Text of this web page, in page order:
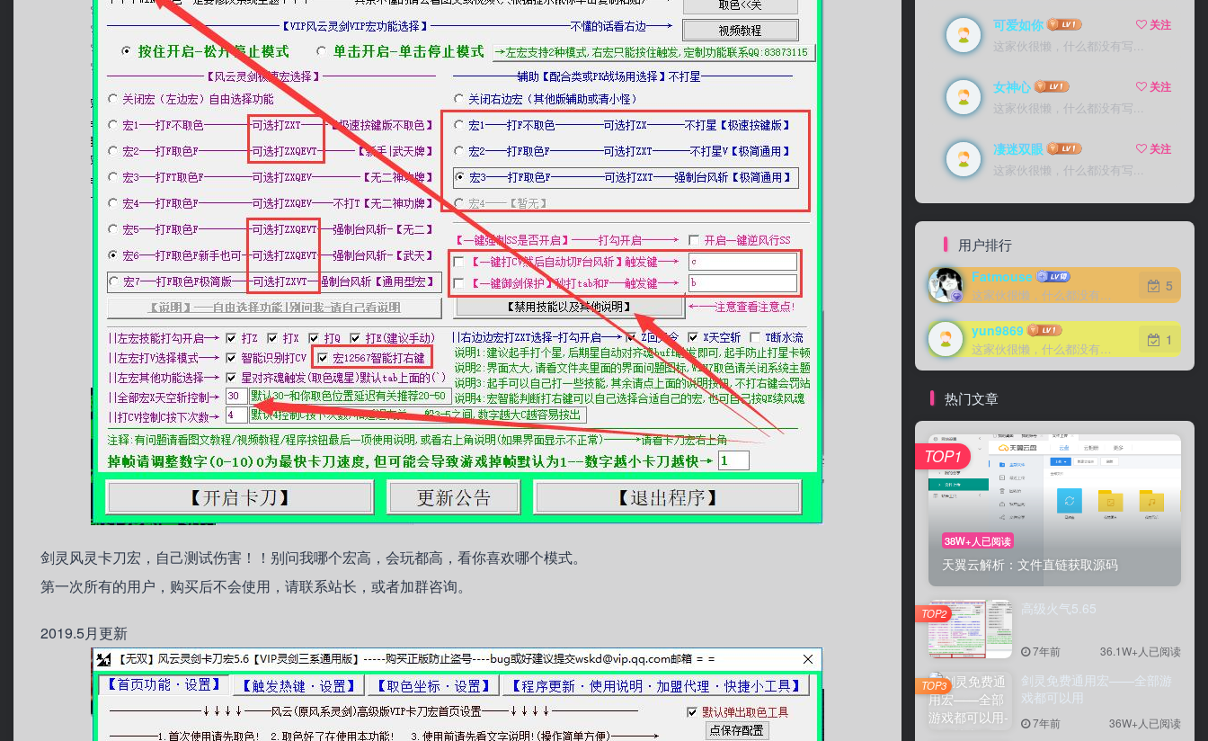
剑灵风灵卡刀宏，自己测试伤害！！别问我哪个宏高，会玩都高，看你喜欢哪个模式。
第一次所有的用户，购买后不会使用，请联系站长，或者加群咨询。
2019.5月更新
可爱如你
关注
这家伙很懒，什么都没有写...
女神心
关注
这家伙很懒，什么都没有写...
凄迷双眼
关注
这家伙很懒，什么都没有写...
用户排行
Fatmouse
这家伙很懒，什么都没有写...
5
yun9869
这家伙很懒，什么都没有写...
1
热门文章
38W+人已阅读
天翼云解析：文件直链获取源码
TOP1
高级火气5.65
7年前 36.1W+人已阅读
TOP2
剑灵免费通用宏——全部游
戏都可以用
7年前 36W+人已阅读
TOP3
可爱如你
关注
这家伙很懒，什么都没有写...
女神心
关注
这家伙很懒，什么都没有写...
凄迷双眼
关注
这家伙很懒，什么都没有写...
Fatmouse
这家伙很懒，什么都没有写...
5
yun9869
这家伙很懒，什么都没有写...
1
38W+人已阅读
天翼云解析：文件直链获取源码
TOP1
高级火气5.65
7年前 36.1W+人已阅读
TOP2
剑灵免费通用宏——全部游
戏都可以用
7年前 36W+人已阅读
TOP3